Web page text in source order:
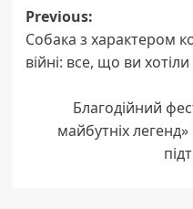
Post
navigation
Previous:
Собака з характером
війні: все, що ви
Благодійний
майбутніх